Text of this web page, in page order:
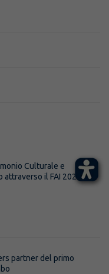
Culturale e
attraverso il FAI 2026
partner del primo